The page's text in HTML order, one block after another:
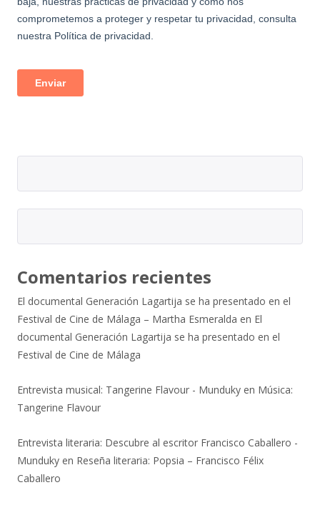
Comentarios recientes
El documental Generación Lagartija se ha presentado en el
Festival de Cine de Málaga – Martha Esmeralda en El
documental Generación Lagartija se ha presentado en el
Festival de Cine de Málaga
Entrevista musical: Tangerine Flavour - Munduky en Música:
Tangerine Flavour
Entrevista literaria: Descubre al escritor Francisco Caballero -
Munduky en Reseña literaria: Popsia – Francisco Félix
Caballero